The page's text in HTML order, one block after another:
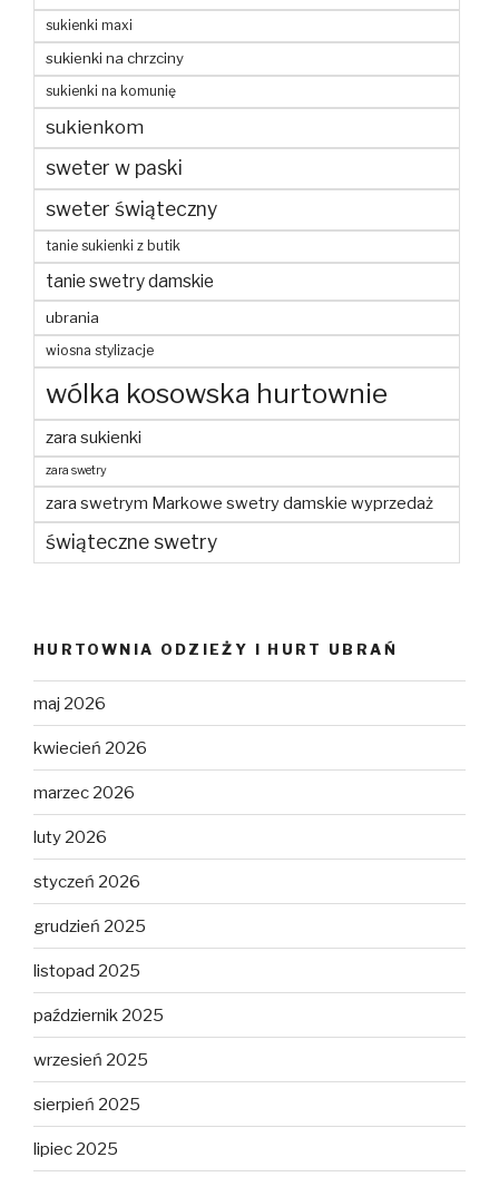
sukienki maxi
sukienki na chrzciny
sukienki na komunię
sukienkom
sweter w paski
sweter świąteczny
tanie sukienki z butik
tanie swetry damskie
ubrania
wiosna stylizacje
wólka kosowska hurtownie
zara sukienki
zara swetry
zara swetrym Markowe swetry damskie wyprzedaż
świąteczne swetry
HURTOWNIA ODZIEŻY I HURT UBRAŃ
maj 2026
kwiecień 2026
marzec 2026
luty 2026
styczeń 2026
grudzień 2025
listopad 2025
październik 2025
wrzesień 2025
sierpień 2025
lipiec 2025